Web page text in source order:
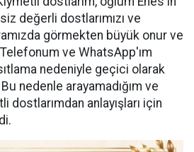
değerli dostlarımızı ve
görmekten büyük onur ve
ve WhatsApp'ım
nedeniyle geçici olarak
nedenle arayamadığım ve
dostlarımdan anlayışları için